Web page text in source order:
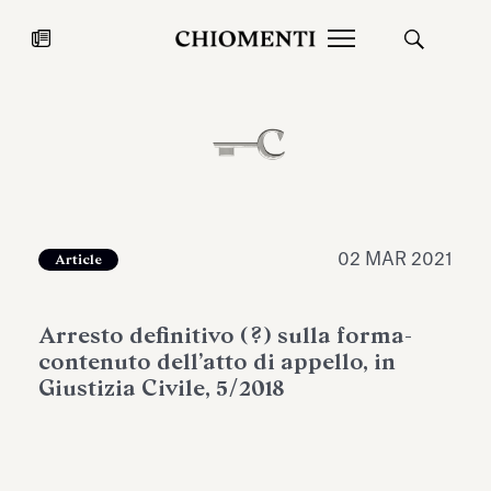
27 LUG 2026
Article 02 MAR 2021
Arresto definitivo (?) sulla forma-
contenuto dell’atto di appello, in
Giustizia Civile, 5/2018